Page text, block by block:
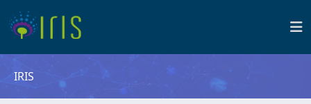
IRIS